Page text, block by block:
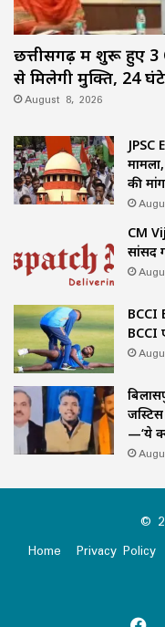
छत्तीसगढ़ में शुरू हुए 3
से मिलेगी मुक्ति, 24
August 8, 2026
JPSC
की मांग
CM
सांसद
BCCI
BCCI
—‘ये
©
Home
Privacy Policy